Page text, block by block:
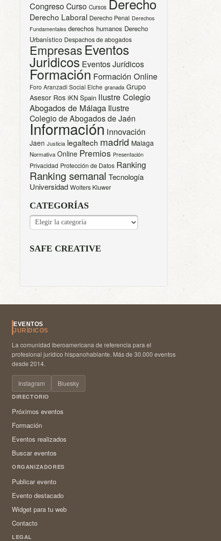
CongresoCurso Cursos
Derecho Laboral Derecho Penal Derechos
Fundamentales derechos humanos Derecho
Urbanístico Despachos de abogados
Empresas Eventos
Juridicos Eventos Jurídicos
Formación Formación Online
Foro Aranzadi Social Elche granada Grupo
Asesor Ros iKN Spain Ilustre Colegio
Abogados de Málaga Ilustre
Colegio de Abogados de Jaén
Información Innovación
Jaen Justicia legaltech madrid Malaga
Normativa Online Premios Presentación
Privacidad Protección de Datos Ranking
Ranking semanal Tecnología
Universidad Wolters Kluwer
CATEGORÍAS
CATEGORÍAS
SAFE CREATIVE
EVENTOS
JURÍDICOS
La comunidad iberoamericana de referencia para el
profesional jurídico hispanohablante. Más de 30.000 eventos
desde 2014.
Instagram Bluesky
DIRECTORIO
Próximos eventos
Formación
Eventos realizados
Buscar eventos
ORGANIZADORES
Publicar evento
Evento destacado
Widget para tu web
Contacto
LEGAL